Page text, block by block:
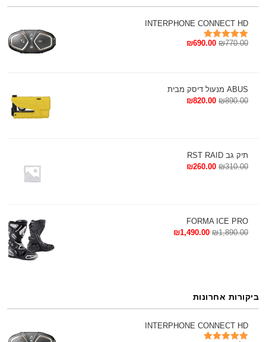
מצלמות דרך
משקפים
ביגוד
undersuit
חליפות רכיבה
כפפות קיץ
טיפוח ותחזוקה
AUTOCARE
INTERPHONE CONNECT HD
דורג5.00
₪770.00
₪690.00
ABUS מנעול דיסק מבית
₪890.00
₪820.00
תיק גב RST RAID
₪310.00
₪260.00
FORMA ICE PRO
₪1,890.00
₪1,490.00
ביקורות אחרונות
INTERPHONE CONNECT HD